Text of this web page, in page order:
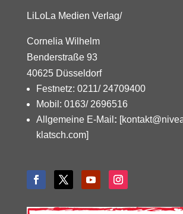
LiLoLa Medien Verlag/
Cornelia Wilhelm
Benderstraße 93
40625 Düsseldorf
Festnetz: 0211/ 24709400
Mobil: 0163/ 2696516
Allgemeine E-Mail :
klatsch.com]